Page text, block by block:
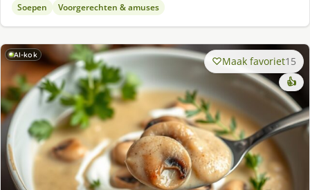
Soepen Voorgerechten & amuses
AI-kok Maak favoriet15
👍